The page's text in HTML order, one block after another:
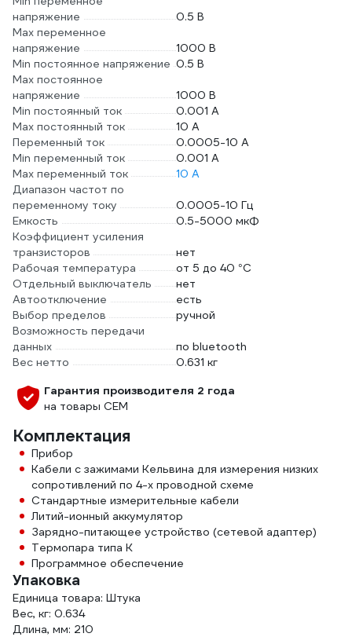
напряжение
0.5 В
Max переменное
напряжение
1000 В
Min постоянное напряжение 0.5 В
Max постоянное
напряжение
1000 В
Min постоянный ток
0.001 А
Max постоянный ток
10 А
Переменный ток
0.0005-10 А
Min переменный ток
0.001 А
Max переменный ток
10 А
Диапазон частот по
переменному току
0.0005-10 Гц
Емкость
0.5-5000 мкФ
Коэффициент усиления
транзисторов
нет
Рабочая температура
от 5 до 40 °С
Отдельный выключатель
нет
Автоотключение
есть
Выбор пределов
ручной
Возможность передачи
данных
по bluetooth
Вес нетто
0.631 кг
Гарантия производителя 2 года
на товары СЕМ
Комплектация
Прибор
Кабели с зажимами Кельвина для измерения низких
сопротивлений по 4-х проводной схеме
Стандартные измерительные кабели
Литий-ионный аккумулятор
Зарядно-питающее устройство (сетевой адаптер)
Термопара типа К
Программное обеспечение
Упаковка
Единица товара: Штука
Вес, кг: 0.634
Длина, мм: 210